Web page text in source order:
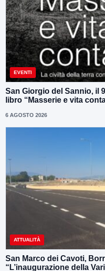
EVENTI
San Giorgio del Sannio, il
libro “Masserie e vita
6 AGOSTO 2026
ATTUALITÀ
San Marco dei Cavoti,
“L’inaugurazione della